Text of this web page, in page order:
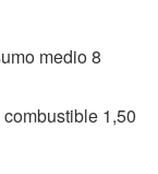
medio 8
1,50